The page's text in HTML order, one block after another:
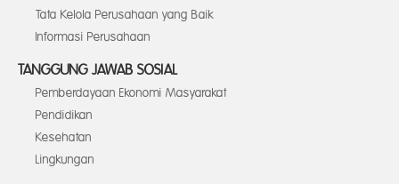
Tata Kelola Perusahaan yang Baik
Informasi Perusahaan
TANGGUNG JAWAB SOSIAL
Pemberdayaan Ekonomi Masyarakat
Pendidikan
Kesehatan
Lingkungan